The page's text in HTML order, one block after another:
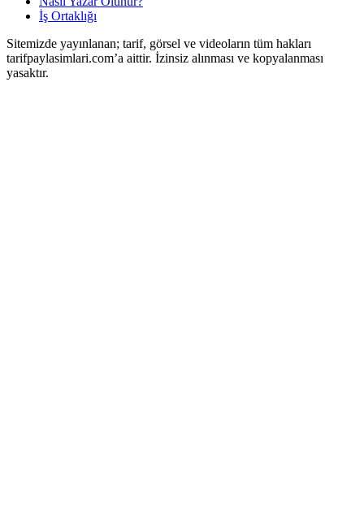
İş Ortaklığı
Sitemizde yayınlanan; tarif, görsel ve videoların tüm hakları
tarifpaylasimlari.com’a aittir. İzinsiz alınması ve kopyalanması
yasaktır.